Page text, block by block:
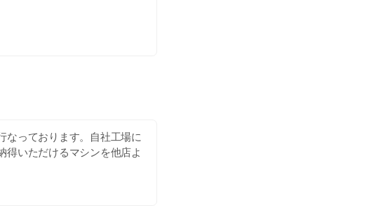
なっております。自社工場に
得いただけるマシンを他店よ